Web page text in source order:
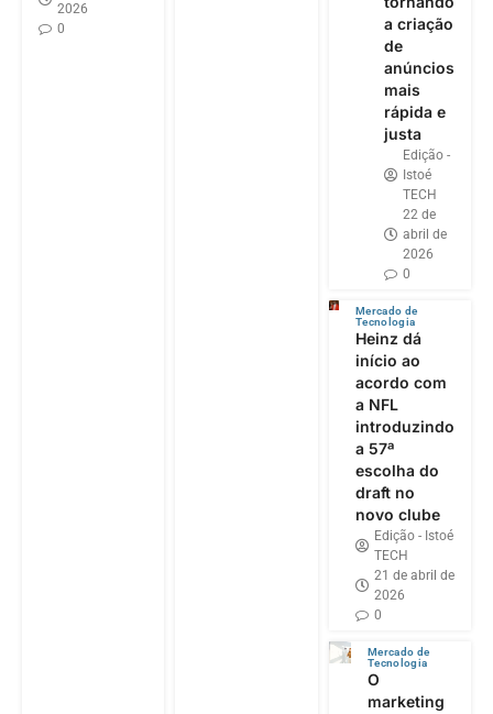
2026
0
a criação
de
anúncios
mais
rápida e
justa
Edição -
Istoé
TECH
22 de
abril de
2026
0
Mercado de
Tecnologia
Heinz dá
início ao
acordo com
a NFL
introduzindo
a 57ª
escolha do
draft no
novo clube
Edição - Istoé
TECH
21 de abril de
2026
0
Mercado de
Tecnologia
O
marketing